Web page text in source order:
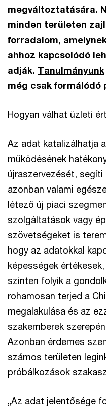
megváltoztatására.
minden területen
forradalom,
ahhoz kapcsolódó
adják. Tanulmányunk
még csak formálódó
Hogyan válhat üzleti
Az adat katalizálhatja
működésének
újraszervezését,
azonban valami
létező új piaci
szolgáltatások vagy
szövetségeket is
hogy az adatokkal
képességek
szinten folyik a
rohamosan terjed a
megalakulása és az
szakemberek
Azonban érdemes
számos területen
próbálkozások
„Az adat jelentősége